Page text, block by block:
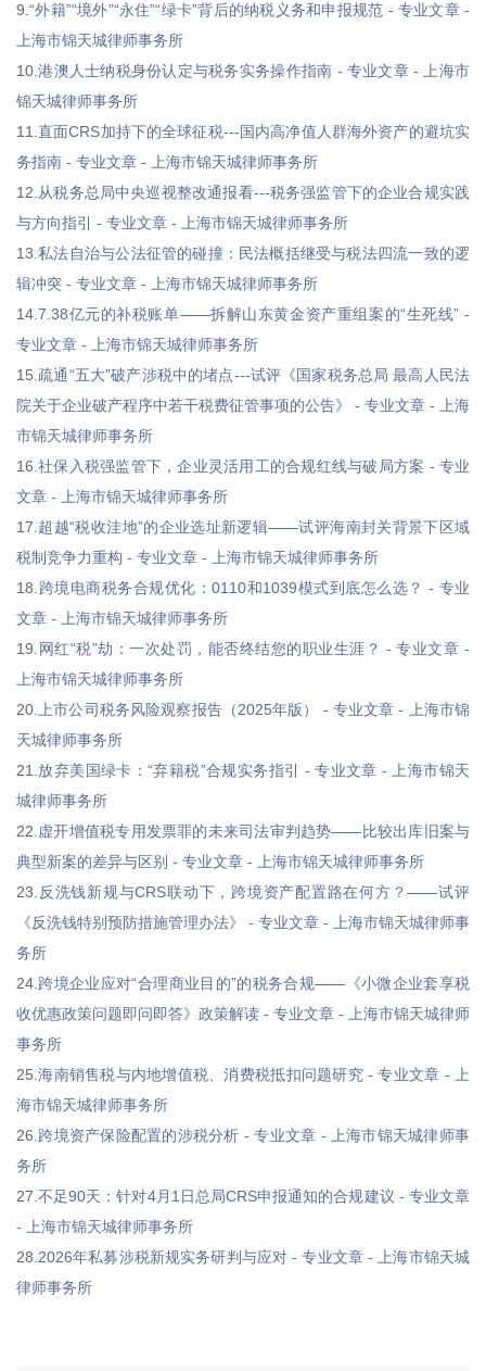
9. “外籍”“境外”“永住”“绿卡”背后的纳税义务和申报规范 - 专业文章 -
上海市锦天城律师事务所
10. 港澳人士纳税身份认定与税务实务操作指南 - 专业文章 - 上海市
锦天城律师事务所
11. 直面CRS加持下的全球征税---国内高净值人群海外资产的避坑实
务指南 - 专业文章 - 上海市锦天城律师事务所
12. 从税务总局中央巡视整改通报看---税务强监管下的企业合规实践
与方向指引 - 专业文章 - 上海市锦天城律师事务所
13. 私法自治与公法征管的碰撞：民法概括继受与税法四流一致的逻
辑冲突 - 专业文章 - 上海市锦天城律师事务所
14. 7.38亿元的补税账单——拆解山东黄金资产重组案的“生死线” -
专业文章 - 上海市锦天城律师事务所
15. 疏通“五大”破产涉税中的堵点---试评《国家税务总局 最高人民法
院关于企业破产程序中若干税费征管事项的公告》 - 专业文章 - 上海
市锦天城律师事务所
16. 社保入税强监管下，企业灵活用工的合规红线与破局方案 - 专业
文章 - 上海市锦天城律师事务所
17. 超越“税收洼地”的企业选址新逻辑——试评海南封关背景下区域
税制竞争力重构 - 专业文章 - 上海市锦天城律师事务所
18. 跨境电商税务合规优化：0110和1039模式到底怎么选？ - 专业
文章 - 上海市锦天城律师事务所
19. 网红“税”劫：一次处罚，能否终结您的职业生涯？ - 专业文章 -
上海市锦天城律师事务所
20.
上市公司税务风险观察报告（2025年版） - 专业文章 - 上海市锦
天城律师事务所
21. 放弃美国绿卡：“弃籍税”合规实务指引 - 专业文章 - 上海市锦天
城律师事务所
22. 虚开增值税专用发票罪的未来司法审判趋势——比较出库旧案与
典型新案的差异与区别 - 专业文章 - 上海市锦天城律师事务所
23. 反洗钱新规与CRS联动下，跨境资产配置路在何方？——试评
《反洗钱特别预防措施管理办法》 - 专业文章 - 上海市锦天城律师事
务所
24. 跨境企业应对“合理商业目的”的税务合规——《小微企业套享税
收优惠政策问题即问即答》政策解读 - 专业文章 - 上海市锦天城律师
事务所
25. 海南销售税与内地增值税、消费税抵扣问题研究 - 专业文章 - 上
海市锦天城律师事务所
26. 跨境资产保险配置的涉税分析 - 专业文章 - 上海市锦天城律师事
务所
27. 不足90天：针对4月1日总局CRS申报通知的合规建议 - 专业文章
- 上海市锦天城律师事务所
28. 2026年私募涉税新规实务研判与应对 - 专业文章 - 上海市锦天城
律师事务所